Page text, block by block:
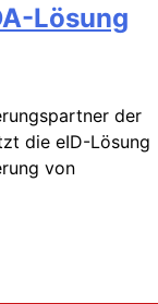
Lösung
der
die eID-Lösung
von